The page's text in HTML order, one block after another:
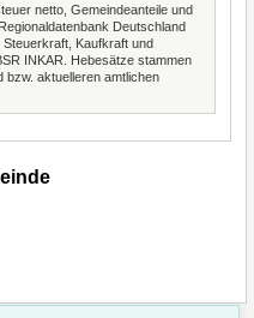
netto, Gemeindeanteile und
Deutschland
Kaufkraft und
INKAR. Hebesätze stammen
bzw. aktuelleren amtlichen